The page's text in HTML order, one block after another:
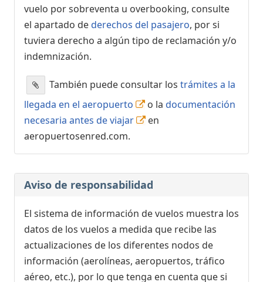
vuelo por sobreventa u overbooking, consulte
el apartado dederechos del pasajero, por si
tuviera derecho a algún tipo de reclamación y/o
indemnización.
También puede consultar los trámites a la
llegada en el aeropuerto
o la documentación
necesaria antes de viajar
en
aeropuertosenred.com.
Aviso de responsabilidad
El sistema de información de vuelos muestra los
datos de los vuelos a medida que recibe las
actualizaciones de los diferentes nodos de
información (aerolíneas, aeropuertos, tráfico
aéreo, etc.), por lo que tenga en cuenta que si